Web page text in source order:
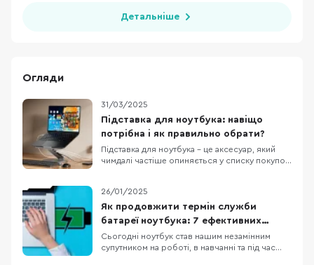
Детальніше
Огляди
31/03/2025
Підставка для ноутбука: навіщо
потрібна і як правильно обрати?
Підставка для ноутбука – це аксесуар, який
чимдалі частіше опиняється у списку покупок
якщо так, то якою має бути і які критерії
вибору є ключовими? У цій статті розглянемо
основні переваги підставок для ноутбуків, а
26/01/2025
Як продовжити термін служби
батареї ноутбука: 7 ефективних
порад
Сьогодні ноутбук став нашим незамінним
супутником на роботі, в навчанні та під час